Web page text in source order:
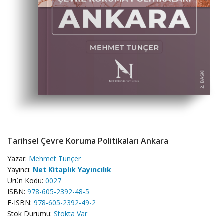
Tarihsel Çevre Koruma Politikaları Ankara
Yazar: Mehmet Tunçer
Yayıncı: Net Kitaplık Yayıncılık
Ürün Kodu: 0027
ISBN: 978-605-2392-48-5
E-ISBN: 978-605-2392-49-2
Stok Durumu: Stokta Var